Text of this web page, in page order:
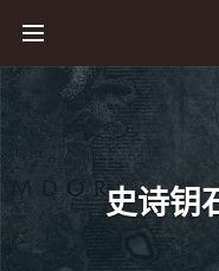
史诗钥